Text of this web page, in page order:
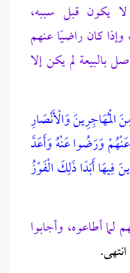
لا يكون قبل سببه،
كان راضيًا عنهم
بالبيعة لم يكن إلا
الْمُهَاجِرِينَ وَالْأَنْصَارِ
وَرَضُوا عَنْهُ وَأَعَدَّ
فِيهَا أَبَدًا ذَلِكَ الْفَوْزُ
أطاعوه، وأجابوا